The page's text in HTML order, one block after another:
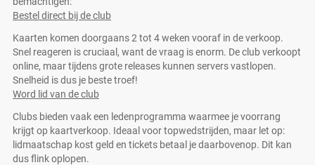
Bestel direct bij de club
Kaarten komen doorgaans 2 tot 4 weken vooraf in de verkoop.
Snel reageren is cruciaal, want de vraag is enorm. De club verkoopt
online, maar tijdens grote releases kunnen servers vastlopen.
Snelheid is dus je beste troef!
Word lid van de club
Clubs bieden vaak een ledenprogramma waarmee je voorrang
krijgt op kaartverkoop. Ideaal voor topwedstrijden, maar let op:
lidmaatschap kost geld en tickets betaal je daarbovenop. Dit kan
dus flink oplopen.